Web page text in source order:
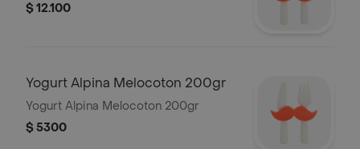
$ 12.100
Yogurt Alpina Melocoton 200gr
Yogurt Alpina Melocoton 200gr
$ 5300